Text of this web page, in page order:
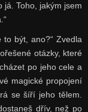
já. Toho, jakým jsem
to být, ano?“ Zvedla
otázky, které
po jeho cele a
magické propojení
se šíří jeho tělem.
dřív, než po